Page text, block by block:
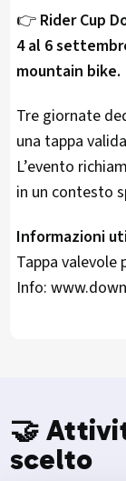
👉 Rider Cup
4 al 6
mountain bike.
Tre giornate
una tappa
L’evento
in un contesto
Informazioni
Tappa valevole
Info:
🤝
scelto